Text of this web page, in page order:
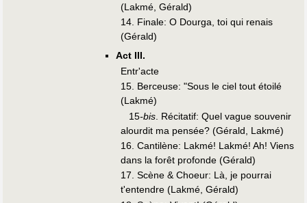
(Lakmé, Gérald)
14. Finale: O Dourga, toi qui renais
(Gérald)
Act III.
Entr'acte
15. Berceuse: "Sous le ciel tout étoilé
(Lakmé)
15-bis. Récitatif: Quel vague souvenir
alourdit ma pensée? (Gérald, Lakmé)
16. Cantilène: Lakmé! Lakmé! Ah! Viens
dans la forêt profonde (Gérald)
17. Scène & Choeur: Là, je pourrai
t'entendre (Lakmé, Gérald)